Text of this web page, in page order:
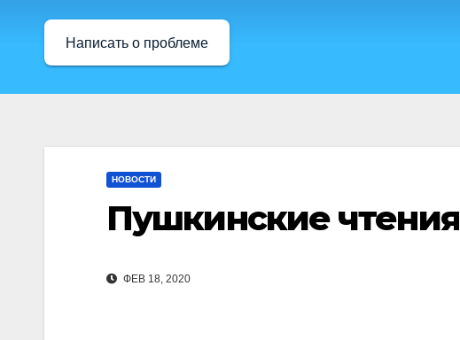
Написать о проблеме
НОВОСТИ
Пушкинские чтения
ФЕВ 18, 2020